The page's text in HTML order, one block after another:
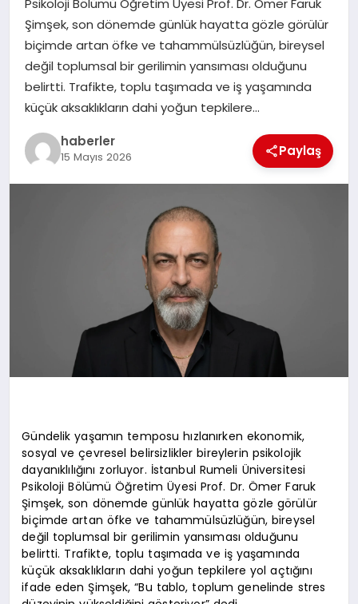
EĞITIM
Şimşek, son dönemde günlük hayatta gözle görülür
biçimde artan öfke ve tahammülsüzlüğün, bireysel
değil toplumsal bir gerilimin yansıması olduğunu
belirtti. Trafikte, toplu taşımada ve iş yaşamında
küçük aksaklıkların dahi yoğun tepkilere…
haberler
15 Mayıs 2026 Paylaş
Gündelik yaşamın temposu hızlanırken ekonomik,
sosyal ve çevresel belirsizlikler bireylerin psikolojik
dayanıklılığını zorluyor. İstanbul Rumeli Üniversitesi
Psikoloji Bölümü Öğretim Üyesi Prof. Dr. Ömer Faruk
Şimşek, son dönemde günlük hayatta gözle görülür
biçimde artan öfke ve tahammülsüzlüğün, bireysel
değil toplumsal bir gerilimin yansıması olduğunu
belirtti. Trafikte, toplu taşımada ve iş yaşamında
küçük aksaklıkların dahi yoğun tepkilere yol açtığını
ifade eden Şimşek, “Bu tablo, toplum genelinde stres